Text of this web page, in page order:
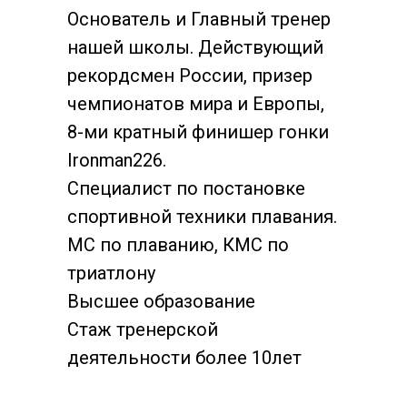
Основатель и Главный тренер
нашей школы. Действующий
рекордсмен России, призер
чемпионатов мира и Европы,
8-ми кратный финишер гонки
Ironman226.
Специалист по постановке
спортивной техники плавания.
МС по плаванию, КМС по
триатлону
Высшее образование
Стаж тренерской
деятельности более 10лет